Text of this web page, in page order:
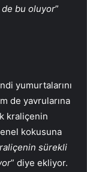
de bu oluyor”
yumurtalarını
de yavrularına
kraliçenin
kokusuna
sürekli
” diye ekliyor.